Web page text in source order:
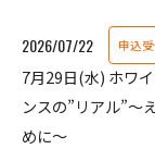
2026/07/22 申込
7月29日(水) ホワ
ンスの”リアル”〜
めに～